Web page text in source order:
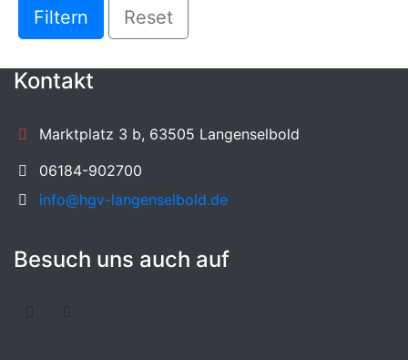
Filtern Reset
Kontakt
Marktplatz 3 b, 63505 Langenselbold
06184-902700
info@hgv-langenselbold.de
Besuch uns auch auf